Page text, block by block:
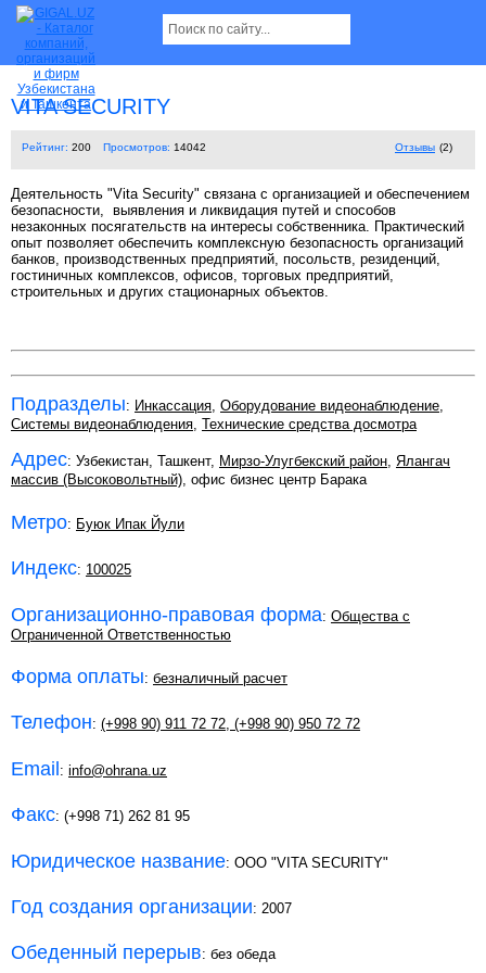
VITA SECURITY
Рейтинг: 200 Просмотров: 14042 Отзывы (2)
Деятельность "Vita Security" связана с организацией и обеспечением
безопасности, выявления и ликвидация путей и способов
незаконных посягательств на интересы собственника. Практический
опыт позволяет обеспечить комплексную безопасность организаций
банков, производственных предприятий, посольств, резиденций,
гостиничных комплексов, офисов, торговых предприятий,
строительных и других стационарных объектов.
Подразделы: Инкассация, Оборудование видеонаблюдение,
Системы видеонаблюдения, Технические средства досмотра
Адрес: Узбекистан, Ташкент, Мирзо-Улугбекский район, Ялангач
массив (Высоковольтный), офис бизнес центр Барака
Метро: Буюк Ипак Йули
Индекс: 100025
Организационно-правовая форма: Общества с
Ограниченной Ответственностью
Форма оплаты: безналичный расчет
Телефон: (+998 90) 911 72 72, (+998 90) 950 72 72
Email: info@ohrana.uz
Факс: (+998 71) 262 81 95
Юридическое название: ООО "VITA SECURITY"
Год создания организации: 2007
Обеденный перерыв: без обеда